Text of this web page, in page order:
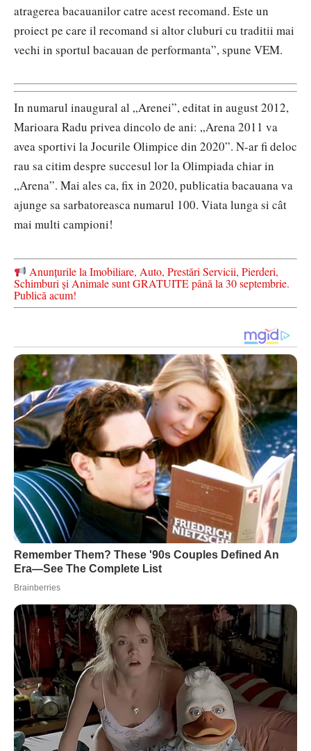
atragerea bacauanilor catre acest recomand. Este un
proiect pe care il recomand si altor cluburi cu traditii mai
vechi in sportul bacauan de performanta”, spune VEM.
In numarul inaugural al „Arenei”, editat in august 2012,
Marioara Radu privea dincolo de ani: „Arena 2011 va
avea sportivi la Jocurile Olimpice din 2020”. N-ar fi deloc
rau sa citim despre succesul lor la Olimpiada chiar in
„Arena”. Mai ales ca, fix in 2020, publicatia bacauana va
ajunge sa sarbatoreasca numarul 100. Viata lunga si cât
mai multi campioni!
Anunțurile la Imobiliare, Auto, Prestări Servicii, Pierderi,
Schimburi și Animale sunt GRATUITE până la 30 septembrie.
Publică acum!